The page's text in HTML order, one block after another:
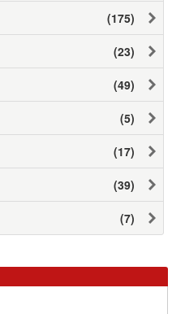
(175)
(23)
(49)
(5)
(17)
(39)
(7)